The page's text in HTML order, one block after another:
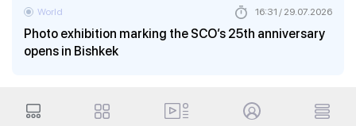
Photo exhibition marking the SCO’s 25th anniversary
opens in Bishkek
World 16:31 / 29.07.2026